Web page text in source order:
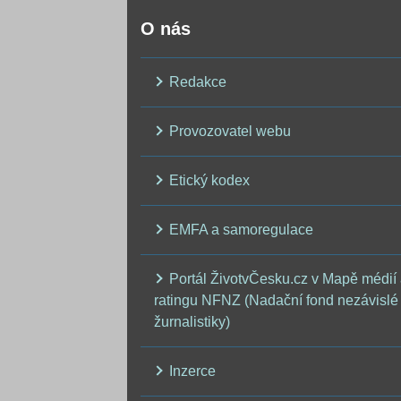
O nás
Redakce
Provozovatel webu
Etický kodex
EMFA a samoregulace
Portál ŽivotvČesku.cz v Mapě médií
ratingu NFNZ (Nadační fond nezávislé
žurnalistiky)
Inzerce